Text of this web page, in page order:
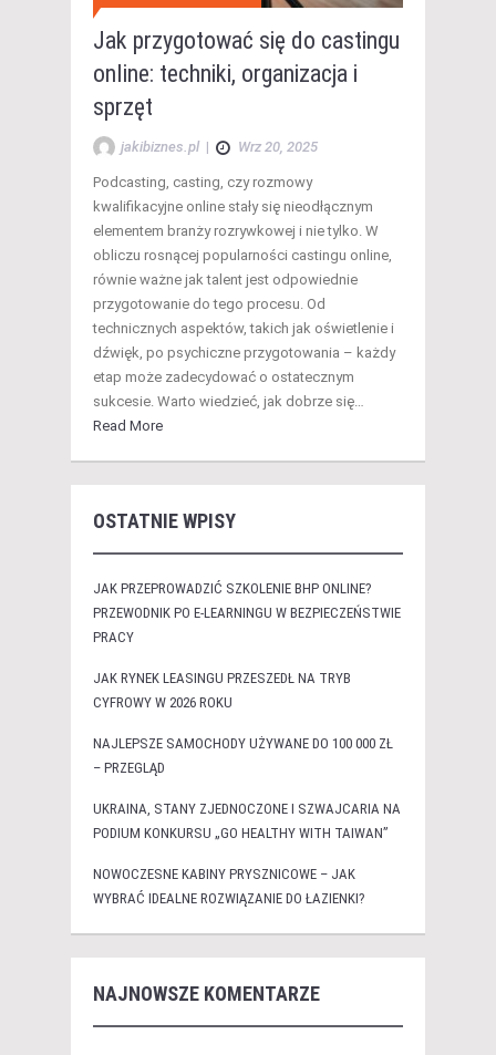
Jak przygotować się do castingu
online: techniki, organizacja i
sprzęt
jakibiznes.pl | Wrz 20, 2025
Podcasting, casting, czy rozmowy
kwalifikacyjne online stały się nieodłącznym
elementem branży rozrywkowej i nie tylko. W
obliczu rosnącej popularności castingu online,
równie ważne jak talent jest odpowiednie
przygotowanie do tego procesu. Od
technicznych aspektów, takich jak oświetlenie i
dźwięk, po psychiczne przygotowania – każdy
etap może zadecydować o ostatecznym
sukcesie. Warto wiedzieć, jak dobrze się…
Read More
OSTATNIE WPISY
JAK PRZEPROWADZIĆ SZKOLENIE BHP ONLINE?
PRZEWODNIK PO E-LEARNINGU W BEZPIECZEŃSTWIE
PRACY
JAK RYNEK LEASINGU PRZESZEDŁ NA TRYB
CYFROWY W 2026 ROKU
NAJLEPSZE SAMOCHODY UŻYWANE DO 100 000 ZŁ
– PRZEGLĄD
UKRAINA, STANY ZJEDNOCZONE I SZWAJCARIA NA
PODIUM KONKURSU „GO HEALTHY WITH TAIWAN”
NOWOCZESNE KABINY PRYSZNICOWE – JAK
WYBRAĆ IDEALNE ROZWIĄZANIE DO ŁAZIENKI?
NAJNOWSZE KOMENTARZE